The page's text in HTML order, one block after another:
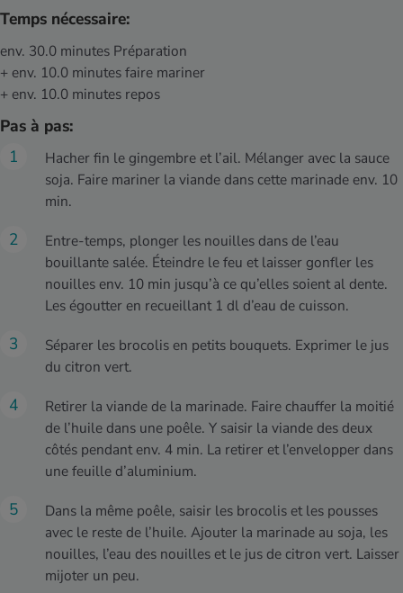
Temps nécessaire:
env. 30.0 minutes Préparation
+ env. 10.0 minutes faire mariner
+ env. 10.0 minutes repos
Pas à pas:
Hacher fin le gingembre et l’ail. Mélanger avec la sauce
soja. Faire mariner la viande dans cette marinade env. 10
min.
Entre-temps, plonger les nouilles dans de l’eau
bouillante salée. Éteindre le feu et laisser gonfler les
nouilles env. 10 min jusqu’à ce qu’elles soient al dente.
Les égoutter en recueillant 1 dl d’eau de cuisson.
Séparer les brocolis en petits bouquets. Exprimer le jus
du citron vert.
Retirer la viande de la marinade. Faire chauffer la moitié
de l’huile dans une poêle. Y saisir la viande des deux
côtés pendant env. 4 min. La retirer et l’envelopper dans
une feuille d’aluminium.
Dans la même poêle, saisir les brocolis et les pousses
avec le reste de l’huile. Ajouter la marinade au soja, les
nouilles, l’eau des nouilles et le jus de citron vert. Laisser
mijoter un peu.